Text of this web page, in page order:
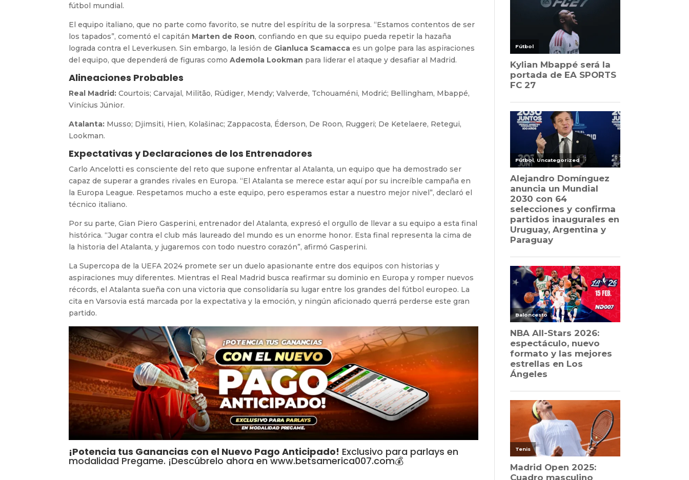
fútbol mundial.
El equipo italiano, que no parte como favorito, se nutre del espíritu de la sorpresa. “Estamos contentos de ser
los tapados”, comentó el capitán Marten de Roon, confiando en que su equipo pueda repetir la hazaña
lograda contra el Leverkusen. Sin embargo, la lesión de Gianluca Scamacca es un golpe para las aspiraciones
del equipo, que dependerá de figuras comoAdemola Lookman para liderar el ataque y desafiar al Madrid.
Alineaciones Probables
Real Madrid: Courtois; Carvajal, Militão, Rüdiger, Mendy; Valverde, Tchouaméni, Modrić; Bellingham, Mbappé,
Vinícius Júnior.
Atalanta: Musso; Djimsiti, Hien, Kolašinac; Zappacosta, Éderson, De Roon, Ruggeri; De Ketelaere, Retegui,
Lookman.
Expectativas y Declaraciones de los Entrenadores
Carlo Ancelotti es consciente del reto que supone enfrentar al Atalanta, un equipo que ha demostrado ser
capaz de superar a grandes rivales en Europa. “El Atalanta se merece estar aquí por su increíble campaña en
la Europa League. Respetamos mucho a este equipo, pero esperamos estar a nuestro mejor nivel”, declaró el
técnico italiano.
Por su parte, Gian Piero Gasperini, entrenador del Atalanta, expresó el orgullo de llevar a su equipo a esta final
histórica. “Jugar contra el club más laureado del mundo es un enorme honor. Esta final representa la cima de
la historia del Atalanta, y jugaremos con todo nuestro corazón”, afirmó Gasperini.
La Supercopa de la UEFA 2024 promete ser un duelo apasionante entre dos equipos con historias y
aspiraciones muy diferentes. Mientras el Real Madrid busca reafirmar su dominio en Europa y romper nuevos
récords, el Atalanta sueña con una victoria que consolidaría su lugar entre los grandes del fútbol europeo. La
cita en Varsovia está marcada por la expectativa y la emoción, y ningún aficionado querrá perderse este gran
partido.
¡Potencia tus Ganancias con el Nuevo Pago Anticipado! Exclusivo para parlays en
modalidad Pregame. ¡Descúbrelo ahora en www.betsamerica007.com💰